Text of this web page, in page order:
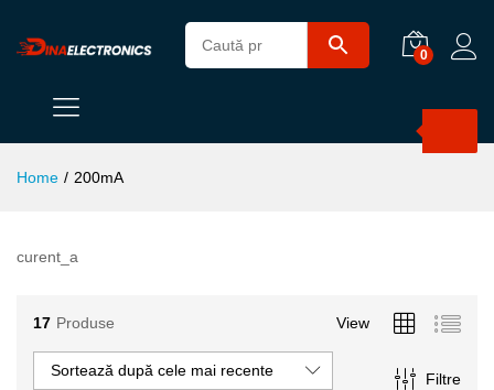
0
Home / 200mA
curent_a
17 Produse View
Filtre
Sortează după cele mai recente